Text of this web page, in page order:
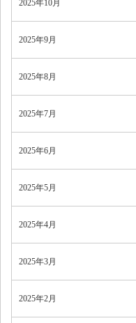
2025年10月
2025年9月
2025年8月
2025年7月
2025年6月
2025年5月
2025年4月
2025年3月
2025年2月